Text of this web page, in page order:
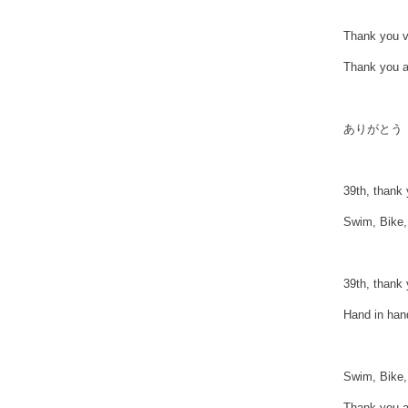
Thank you
Thank you
ありがと
39th,
Swim,
39th,
Hand in
Swim,